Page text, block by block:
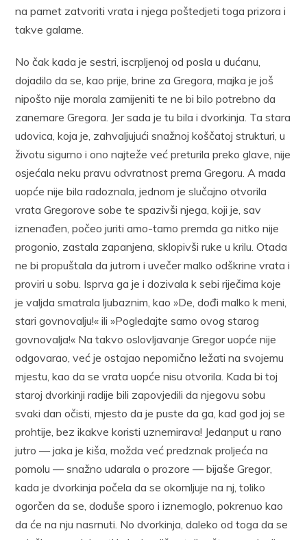
na pamet zatvoriti vrata i njega poštedjeti toga prizora i
takve galame.
No čak kada je sestri, iscrpljenoj od posla u dućanu,
dojadilo da se, kao prije, brine za Gregora, majka je još
nipošto nije morala zamijeniti te ne bi bilo potrebno da
zanemare Gregora. Jer sada je tu bila i dvorkinja. Ta stara
udovica, koja je, zahvaljujući snažnoj koščatoj strukturi, u
životu sigurno i ono najteže već preturila preko glave, nije
osjećala neku pravu odvratnost prema Gregoru. A mada
uopće nije bila radoznala, jednom je slučajno otvorila
vrata Gregorove sobe te spazivši njega, koji je, sav
iznenađen, počeo juriti amo-tamo premda ga nitko nije
progonio, zastala zapanjena, sklopivši ruke u krilu. Otada
ne bi propuštala da jutrom i uvečer malko odškrine vrata i
proviri u sobu. Isprva ga je i dozivala k sebi riječima koje
je valjda smatrala ljubaznim, kao »De, dođi malko k meni,
stari govnovalju!« ili »Pogledajte samo ovog starog
govnovalja!« Na takvo oslovljavanje Gregor uopće nije
odgovarao, već je ostajao nepomično ležati na svojemu
mjestu, kao da se vrata uopće nisu otvorila. Kada bi toj
staroj dvorkinji radije bili zapovjedili da njegovu sobu
svaki dan očisti, mjesto da je puste da ga, kad god joj se
prohtije, bez ikakve koristi uznemirava! Jedanput u rano
jutro — jaka je kiša, možda već predznak proljeća na
pomolu — snažno udarala o prozore — bijaše Gregor,
kada je dvorkinja počela da se okomljuje na nj, toliko
ogorčen da se, doduše sporo i iznemoglo, pokrenuo kao
da će na nju nasrnuti. No dvorkinja, daleko od toga da se